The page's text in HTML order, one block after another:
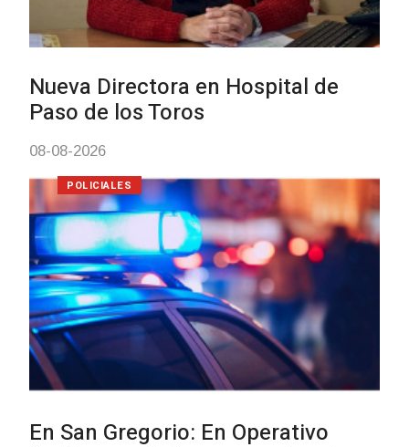
Investigación de policías de
Tacuarembó permitió recuperar
Brasil una camioneta hurtada en
Villa Ansina
04-08-2026
NOTICIAS